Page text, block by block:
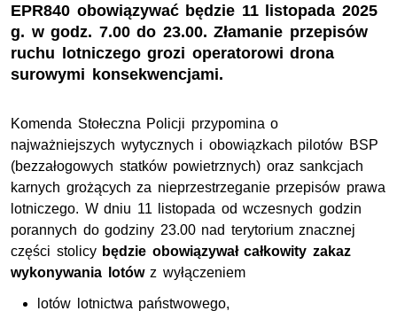
EPR840 obowiązywać będzie 11 listopada 2025
g. w godz. 7.00 do 23.00. Złamanie przepisów
ruchu lotniczego grozi operatorowi drona
surowymi konsekwencjami.
Komenda Stołeczna Policji przypomina o
najważniejszych wytycznych i obowiązkach pilotów BSP
(bezzałogowych statków powietrznych) oraz sankcjach
karnych grożących za nieprzestrzeganie przepisów prawa
lotniczego. W dniu 11 listopada od wczesnych godzin
porannych do godziny 23.00 nad terytorium znacznej
części stolicy będzie obowiązywał całkowity zakaz
wykonywania lotówz wyłączeniem
lotów lotnictwa państwowego,